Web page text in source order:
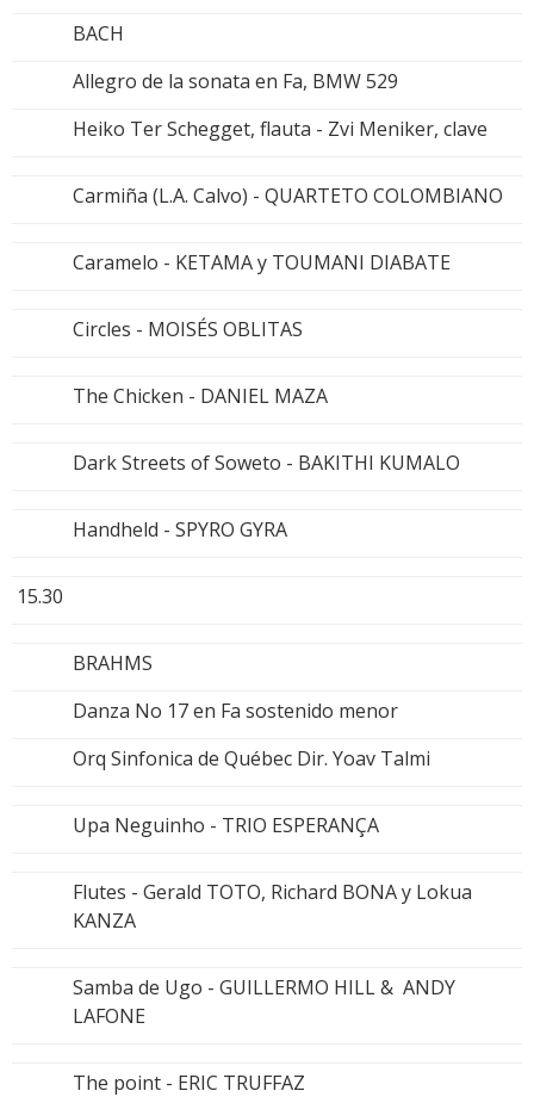
BACH
Allegro de la sonata en Fa, BMW 529
Heiko Ter Schegget, flauta - Zvi Meniker, clave
Carmiña (L.A. Calvo) - QUARTETO COLOMBIANO
Caramelo - KETAMA y TOUMANI DIABATE
Circles - MOISÉS OBLITAS
The Chicken - DANIEL MAZA
Dark Streets of Soweto - BAKITHI KUMALO
Handheld - SPYRO GYRA
15.30
BRAHMS
Danza No 17 en Fa sostenido menor
Orq Sinfonica de Québec Dir. Yoav Talmi
Upa Neguinho - TRIO ESPERANÇA
Flutes - Gerald TOTO, Richard BONA y Lokua
KANZA
Samba de Ugo - GUILLERMO HILL & ANDY
LAFONE
The point - ERIC TRUFFAZ